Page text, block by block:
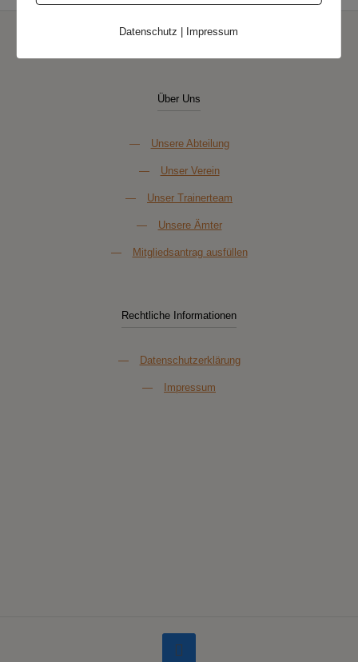
Über Uns
— Unsere Abteilung
— Unser Verein
— Unser Trainerteam
— Unsere Ämter
— Mitgliedsantrag ausfüllen
Rechtliche Informationen
— Datenschutzerklärung
— Impressum
Datenschutz Impressum